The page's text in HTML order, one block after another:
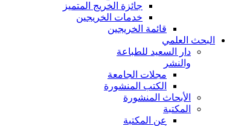
جائزة الخريج المتميز
خدمات الخريجين
قائمة الخريجين
البحث العلمي
دار السعيد للطباعة
والنشر
مجلات الجامعة
الكتب المنشورة
الأبحاث المنشورة
المكتبة
عن المكتبة